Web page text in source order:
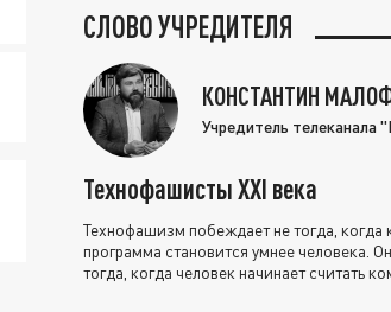
СЛОВО УЧРЕДИТЕЛЯ
КОНСТАНТИН
Учредитель телеканала
Технофашисты XXI века
Технофашизм побеждает не тогда, когда
программа становится умнее человека.
тогда, когда человек начинает считать